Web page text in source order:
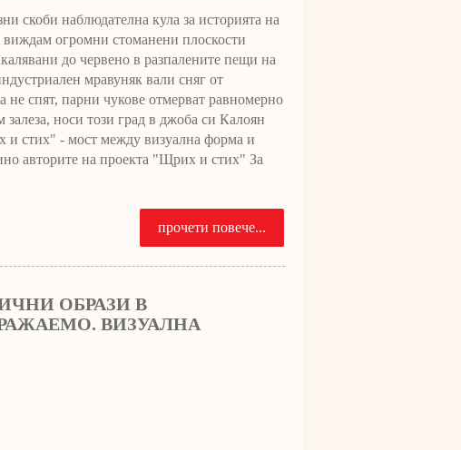
скоби наблюдателна кула за историята на
виждам огромни стоманени плоскости
до червено в разпалените пещи на
мравуняк вали сняг от
спят, парни чукове отмерват равномерно
носи този град в джоба си Калоян
стих" - мост между визуална форма и
авторите на проекта "Щрих и стих" За
прочети повече...
ОБРАЗИ В
ВИЗУАЛНА